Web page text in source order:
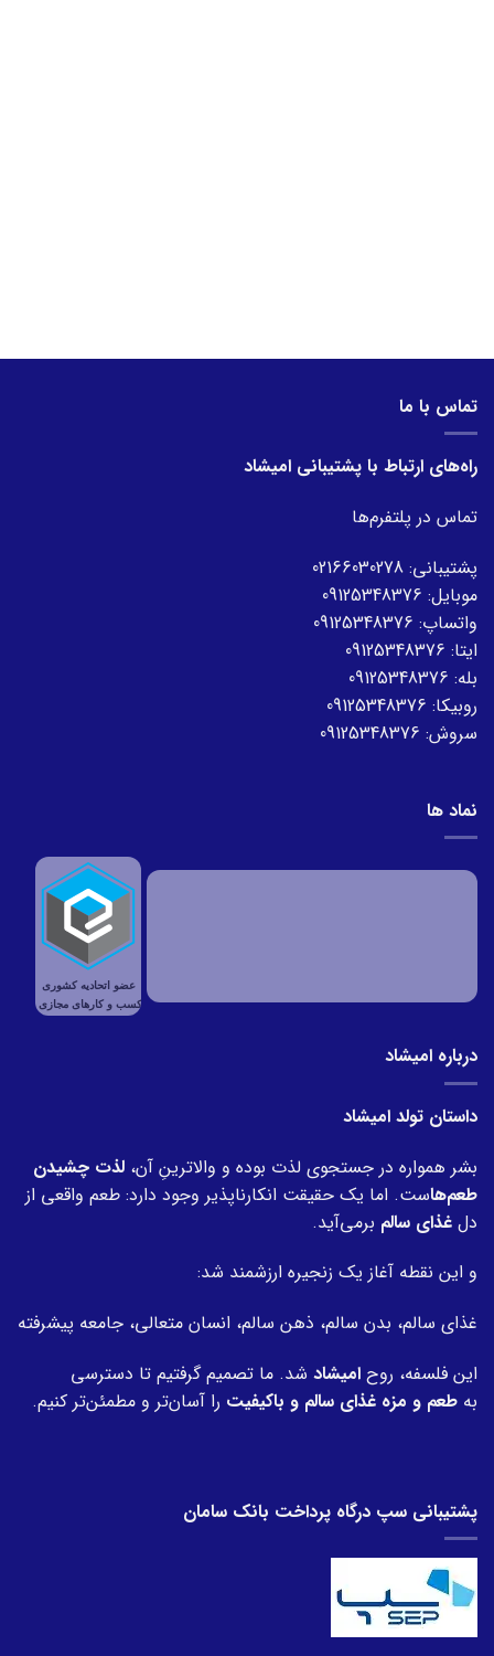
تماس با ما
راه‌های ارتباط با پشتیبانی امیشاد
تماس در پلتفرم‌ها
پشتیبانی: 02166030278
موبایل: 09125348376
واتساپ: 09125348376
ایتا: 09125348376
بله: 09125348376
روبیکا: 09125348376
سروش: 09125348376
نماد ها
درباره امیشاد
داستان تولد امیشاد
بشر همواره در جستجوی لذت بوده و والاترینِ آن، لذت چشیدن
طعم‌هاست. اما یک حقیقت انکارناپذیر وجود دارد: طعم واقعی از
دل غذای سالم برمی‌آید.
و این نقطه آغاز یک زنجیره ارزشمند شد:
غذای سالم، بدن سالم، ذهن سالم، انسان متعالی، جامعه پیشرفته
این فلسفه، روح امیشاد شد. ما تصمیم گرفتیم تا دسترسی
به طعم و مزه غذای سالم و باکیفیت را آسان‌تر و مطمئن‌تر کنیم.
پشتیبانی سپ درگاه پرداخت بانک سامان